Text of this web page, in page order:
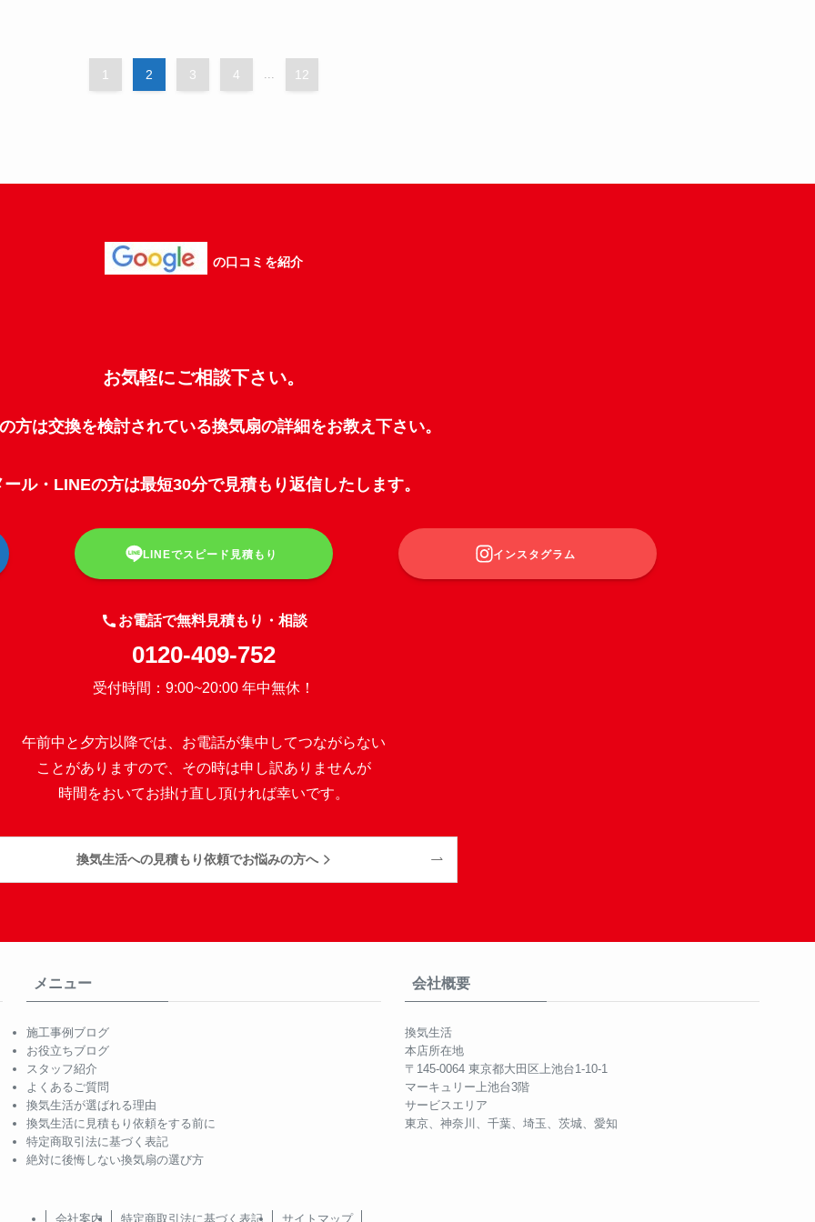
1 2 3 4 12
の口コミを紹介
お気軽にご相談下さい。
方は交換を検討されている換気扇の詳細をお教え下さい。
ール・LINEの方は最短30分で見積もり返信したします。
LINEでスピード見積もり インスタグラム
お電話で無料見積もり・相談
0120-409-752
受付時間：9:00~20:00 年中無休！
午前中と夕方以降では、お電話が集中してつながらない
ことがありますので、その時は申し訳ありませんが
時間をおいてお掛け直し頂ければ幸いです。
換気生活への見積もり依頼でお悩みの方へ
メニュー
施工事例ブログ
お役立ちブログ
スタッフ紹介
よくあるご質問
換気生活が選ばれる理由
換気生活に見積もり依頼をする前に
特定商取引法に基づく表記
絶対に後悔しない換気扇の選び方
会社概要
換気生活
本店所在地
〒145-0064 東京都大田区上池台1-10-1
マーキュリー上池台3階
サービスエリア
東京、神奈川、千葉、埼玉、茨城、愛知
会社案内 特定商取引法に基づく表記 サイトマップ